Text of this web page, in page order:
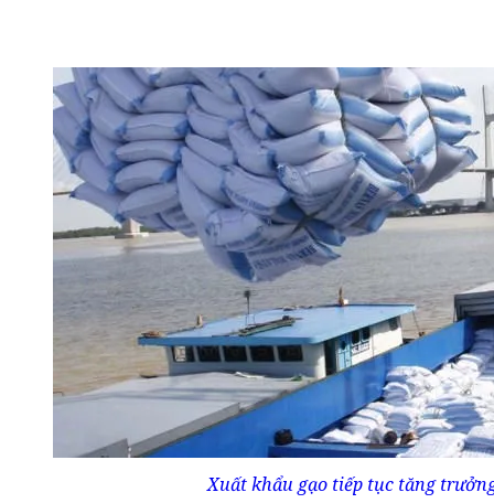
Xuất khẩu gạo tiếp tục tăng